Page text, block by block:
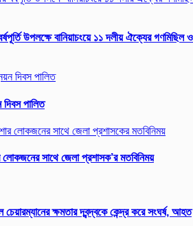
উপলক্ষে বানিয়াচংয়ে ১১ দলীয় ঐক্যের গণমিছিল ও
দিবস পালিত
লোকজনের সাথে জেলা প্রশাসক’র মতবিনিময়
চেয়ারম্যানের ক্ষমতার দ্বন্দ্বকে কেন্দ্র করে সংঘর্ষ, আহত